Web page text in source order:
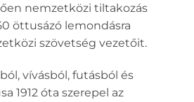
nemzetközi tiltakozás
öttusázó lemondásra
szövetség vezetőit.
vívásból, futásból és
1912 óta szerepel az